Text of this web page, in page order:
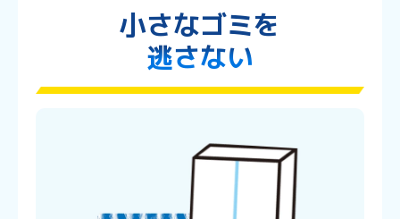
小さなゴミを
逃さない